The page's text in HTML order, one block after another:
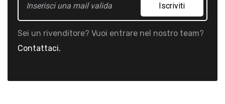
Iscriviti
Sei un rivenditore? Vuoi entrare nel nostro team?
Contattaci.